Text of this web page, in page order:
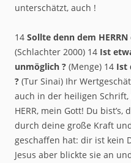
unterschätzt, auch !
14 Sollte denn dem
(Schlachter 2000) 14 Ist
unmöglich ? (Menge) 14 Ist
? (Tur Sinai) Ihr
auch in der heiligen
HERR, mein Gott! Du
durch deine große Kraft
geschaffen hat: dir ist kein
Jesus aber blickte sie an